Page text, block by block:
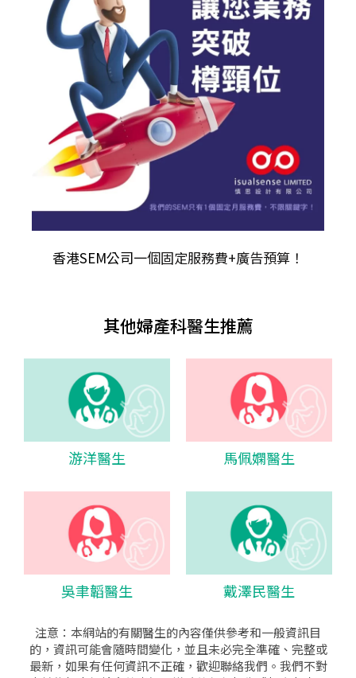
香港SEM公司一個固定服務費+廣告預算！
其他婦產科醫生推薦
游洋醫生 馬佩嫻醫生
吳聿韜醫生 戴澤民醫生
注意：本網站的有關醫生的內容僅供參考和一般資訊目
的，資訊可能會隨時間變化，並且未必完全準確、完整或
最新，如果有任何資訊不正確，歡迎聯絡我們。我們不對